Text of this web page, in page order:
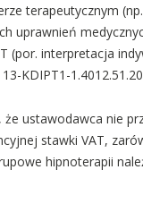
terapeutycznym
uprawnień
(por. interpretacja
KDIPT1-
ustawodawca nie
stawki VAT,
hipnoterapii